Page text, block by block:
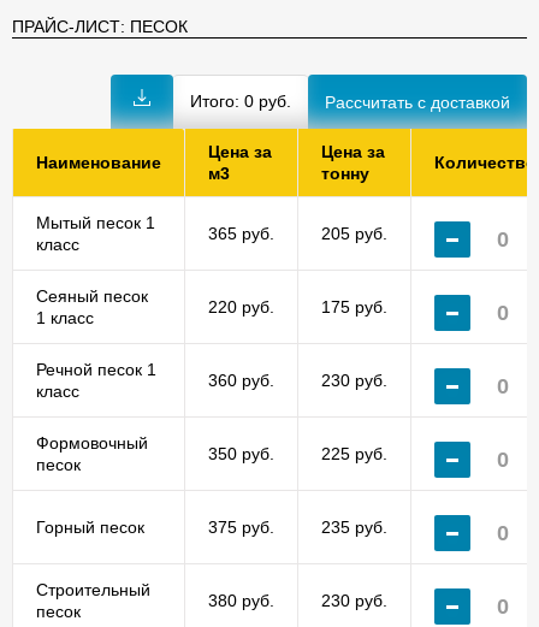
ПРАЙС-ЛИСТ: ПЕСОК
Итого: 0 руб.
Наименование
Цена за
м3
Цена за
тонну
Количество
Мытый песок 1
класс
365 руб. 205 руб.
Сеяный песок
1 класс
220 руб. 175 руб.
Речной песок 1
класс
360 руб. 230 руб.
Формовочный
песок
350 руб. 225 руб.
Горный песок 375 руб. 235 руб.
Строительный
песок
380 руб. 230 руб.